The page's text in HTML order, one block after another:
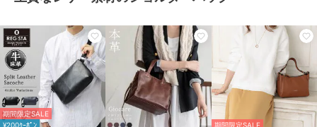
期間限定SALE
¥200ｸｰﾎﾟﾝ
期間限定SALE